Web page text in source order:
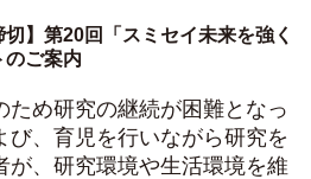
切】第20回「スミセイ未来を強く
のご案内
ため研究の継続が困難となっ
び、育児を行いながら研究を
が、研究環境や生活環境を維